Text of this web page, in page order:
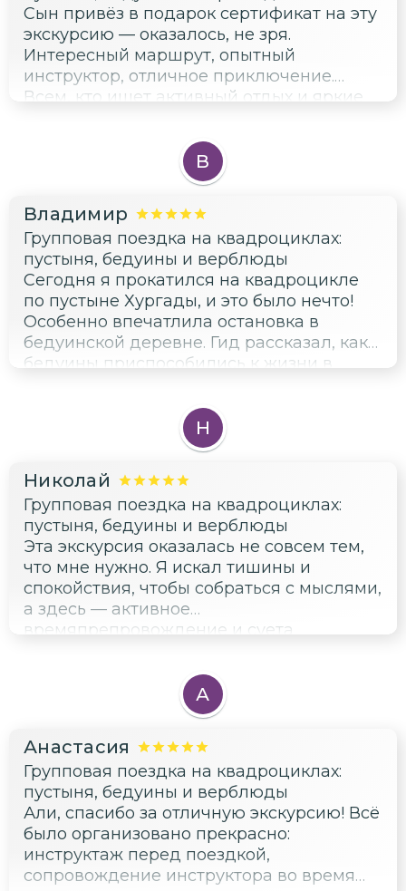
Сын привёз в подарок сертификат на эту
экскурсию — оказалось, не зря.
Интересный маршрут, опытный
инструктор, отличное приключение.
Всем, кто ищет активный отдых и яркие
В
Владимир
Групповая поездка на квадроциклах:
пустыня, бедуины и верблюды
Сегодня я прокатился на квадроцикле
по пустыне Хургады, и это было нечто!
Особенно впечатлила остановка в
бедуинской деревне. Гид рассказал, как
бедуины приспособились к жизни в
натолкнуло меня на мысль о новом
проекте. Я представил себе
иллюстрации с изображением
традиций и быта. Атмосфера была
настолько насыщенной, что я буквально
ощущал запахи восточных специй и
слышал шелест верблюжьих копыт.
Поездка была организована на высшем
уровне, инструктаж перед началом
путешествия сделал всё максимально
безопасным и понятным. Спасибо гиду за
погрузиться в культуру Египта. Это был
не просто тур, а настоящее
приключение, которое вдохновило меня
на новые творческие идеи.
Н
Николай
Групповая поездка на квадроциклах:
пустыня, бедуины и верблюды
Эта экскурсия оказалась не совсем тем,
что мне нужно. Я искал тишины и
спокойствия, чтобы собраться с мыслями,
а здесь — активное
времяпрепровождение и суета.
профессионален и рассказывал
интересные вещи, мне было
некомфортно от постоянного движения и
эта экскурсия подойдёт тем, кто ищет
ярких эмоций и активного отдыха, но для
меня она оказалась слишком
насыщенной.
А
Анастасия
Групповая поездка на квадроциклах:
пустыня, бедуины и верблюды
Али, спасибо за отличную экскурсию! Всё
было организовано прекрасно:
инструктаж перед поездкой,
сопровождение инструктора во время